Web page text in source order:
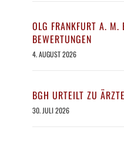
OLG FRANKFURT A. M.
BEWERTUNGEN
4. AUGUST 2026
BGH URTEILT ZU
30. JULI 2026